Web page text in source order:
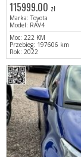
115999.00 zł
Marka: Toyota
Model: RAV4
Moc: 222 KM
Przebieg: 197606 km
Rok: 2022